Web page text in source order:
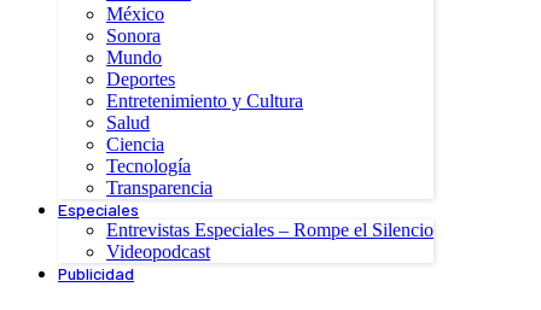
México
Sonora
Mundo
Deportes
Entretenimiento y Cultura
Salud
Ciencia
Tecnología
Transparencia
Especiales
Entrevistas Especiales – Rompe el Silencio
Videopodcast
Publicidad